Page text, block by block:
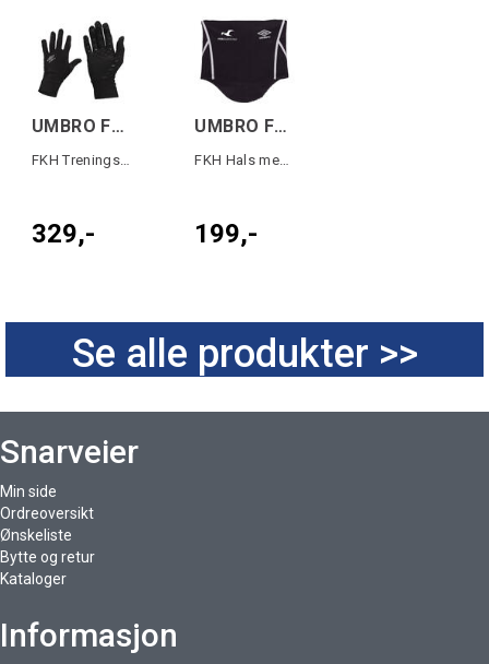
UMBRO FKH UX Elite Glove Sort
FKH Trenings hansker
329,-
UMBRO FKH UX Elite Neckwarmer Sort
FKH Hals med myk innside
199,-
Se alle produkter >>
Snarveier
Min side
Ordreoversikt
Ønskeliste
Bytte og retur
Kataloger
Informasjon